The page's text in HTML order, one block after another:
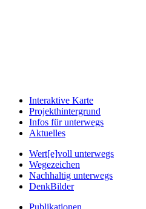
Interaktive Karte
Projekthintergrund
Infos für unterwegs
Aktuelles
Wert[e]voll unterwegs
Wegezeichen
Nachhaltig unterwegs
DenkBilder
Publikationen